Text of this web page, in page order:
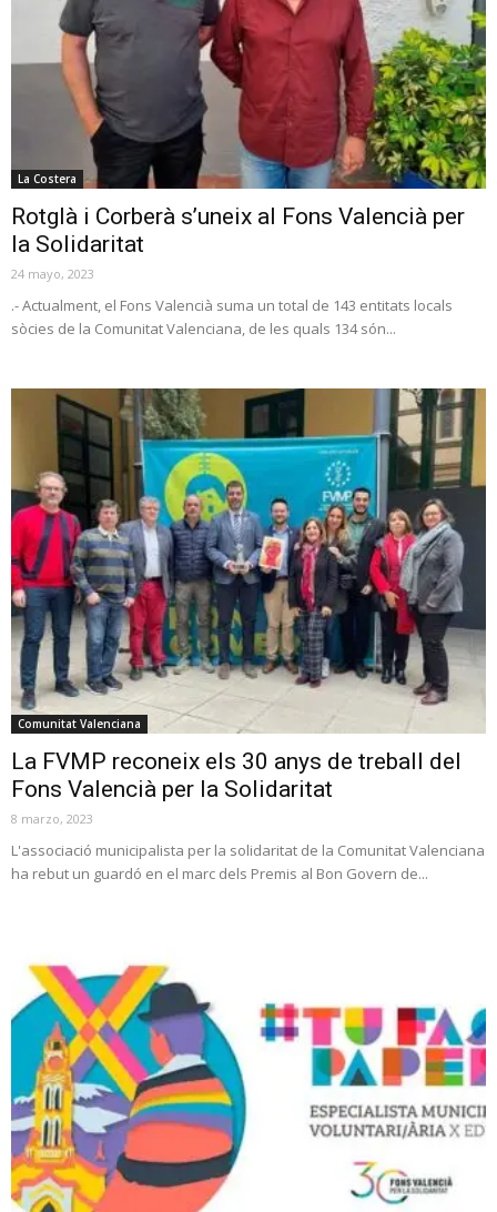
La Costera
Rotglà i Corberà s’uneix al Fons Valencià per
la Solidaritat
24 mayo, 2023
.- Actualment, el Fons Valencià suma un total de 143 entitats locals
sòcies de la Comunitat Valenciana, de les quals 134 són...
Comunitat Valenciana
La FVMP reconeix els 30 anys de treball del
Fons Valencià per la Solidaritat
8 marzo, 2023
L'associació municipalista per la solidaritat de la Comunitat Valenciana
ha rebut un guardó en el marc dels Premis al Bon Govern de...